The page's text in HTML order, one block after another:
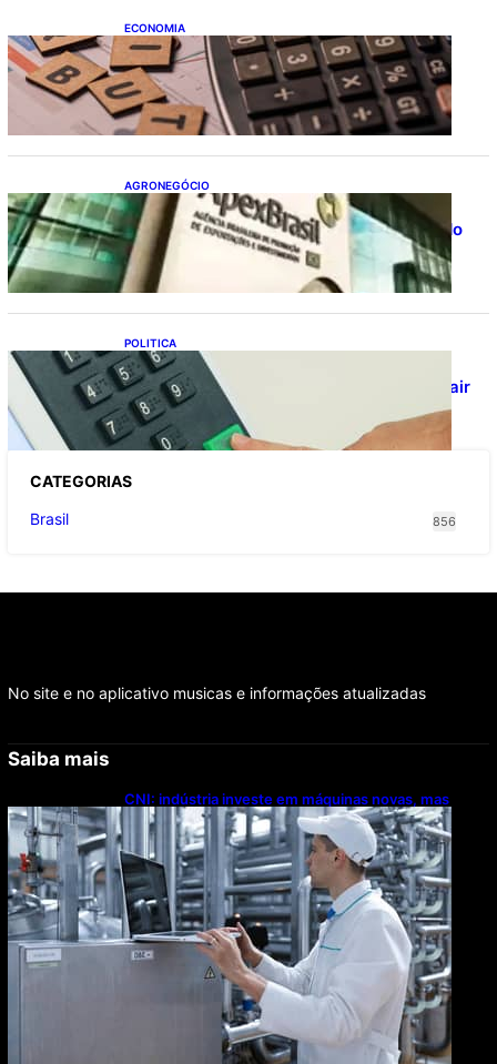
ECONOMIA
Após pedido de entidades empresariais,
Receita flexibiliza regras da Reforma
Tributária
AGRONEGÓCIO
Outlook Agro Brasil: planejamento e
inovação pautam debates sobre futuro do
agronegócio
POLITICA
Viracasacas? Em 2022, 259 municípios
votaram mais em Lula no 1º turno e em Jair
no 2º
CATEGORIAS
Brasil
856
No site e no aplicativo musicas e informações atualizadas
Saiba mais
CNI: indústria investe em máquinas novas, mas
modernização tecnológica avança lentamente